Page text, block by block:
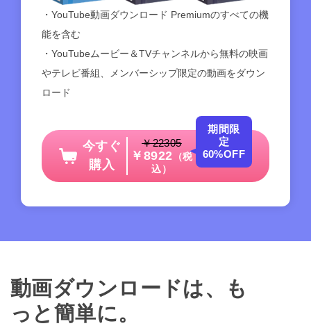
・YouTube動画ダウンロード Premiumのすべての機
能を含む
・YouTubeムービー＆TVチャンネルから無料の映画
やテレビ番組、メンバーシップ限定の動画をダウン
ロード
今すぐ
購入
￥22305
￥8922 （税
込）
期間限
定
60%OFF
動画ダウンロードは、も
っと簡単に。